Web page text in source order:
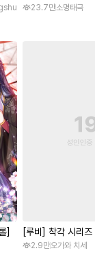
23.7만소명태극
] [루비] 착각 시리즈
2.9만오가와 치세